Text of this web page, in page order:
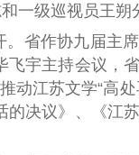
一级巡视员王朔
省作协九届主
飞宇主持会议 ，
动江苏文学“高
决议》
、
《江